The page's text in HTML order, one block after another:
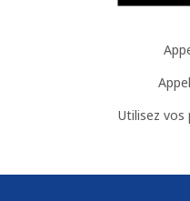
Utilisez